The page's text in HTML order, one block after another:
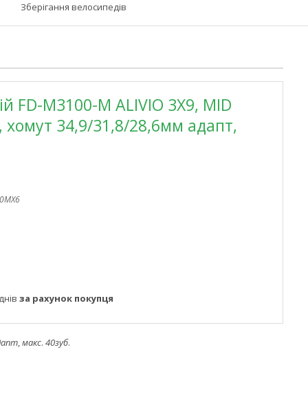
Зберігання велосипедів
FD-M3100-M ALIVIO 3X9, MID
хомут 34,9/31,8/28,6мм адапт,
за рахунок покупця
,макс. 40зуб.